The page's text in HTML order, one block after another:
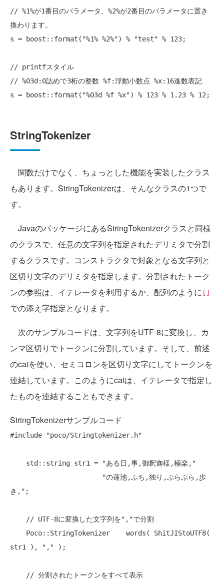
// %1%が1番目のパラメータ、%2%が2番目のパラメータに置き
換わります。
s = boost::format( "%1% %2%") % "test" % 123;
// printfスタイル
// %03d:0詰めで3桁の整数 %f:浮動小数点 %x:16進数表記
s = boost::format( "%03d %f %x"
StringTokenizer
関数だけでなく、ちょっとした機能を実装したクラス
もあります。StringTokenizerは、そんなクラスの1つで
す。
JavaのパッケージにあるStringTokenizerクラスと同様
のクラスで、任意の文字列を指定されたデリミタで分割
するクラスです。コンストラクタで対象となる文字列と
区切り文字のデリミタを指定します。分割されたトーク
ンの参照は、イテレータを利用するか、配列のように []
での添え字指定となります。
次のサンプルコードは、文字列をUTF-8に変換し、カ
ンマ区切りでトークンに分割しています。そして、前述
のcatを使い、セミコロンを区切り文字にしてトークンを
連結しています。このようにcatは、イテレータで指定し
たものを連結することもできます。
StringTokenizerサンプルコード
#include "poco/Stringtokenizer.h"
    std::string str1 =
"ある日,事,御釈迦様,極楽,"
"の蓮池,ふち,独り,ぶらぶら,歩
き," ;
// UTF-8に変換した文字列を","で分割
str1 ),
"," );
// 分割されたトークンをすべて表示